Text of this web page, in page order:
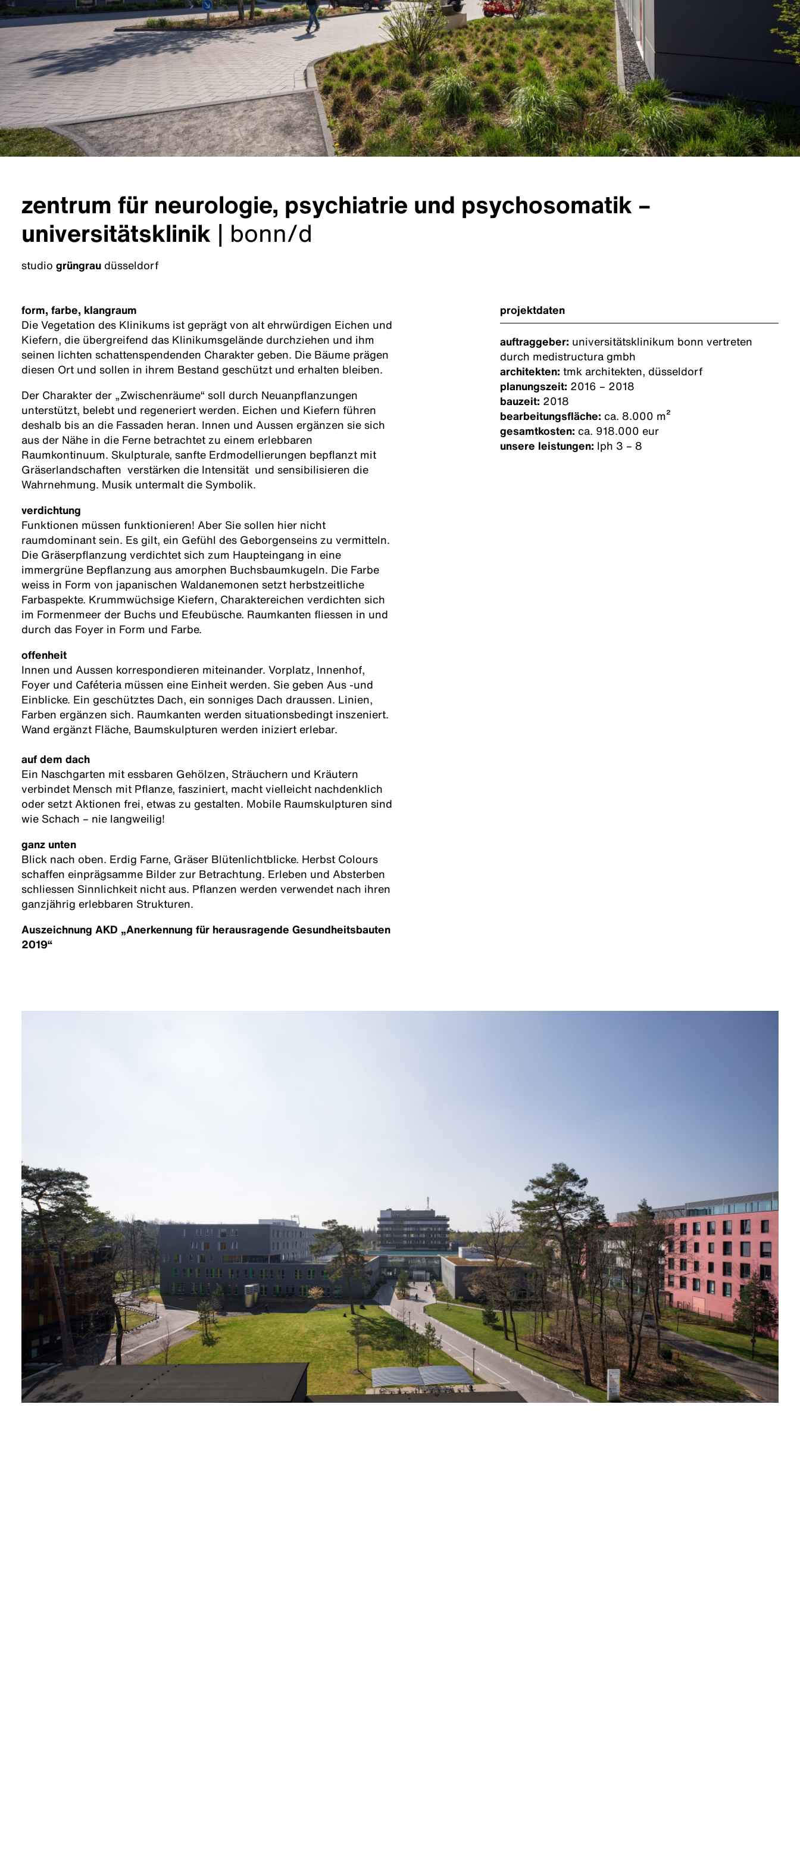
zentrum für neurologie, psychiatrie und psychosomatik –
universitätsklinik | bonn/d
studio grüngrau düsseldorf
form, farbe, klangraum
Die Vegetation des Klinikums ist geprägt von alt ehrwürdigen Eichen und
Kiefern, die übergreifend das Klinikumsgelände durchziehen und ihm
seinen lichten schattenspendenden Charakter geben. Die Bäume prägen
diesen Ort und sollen in ihrem Bestand geschützt und erhalten bleiben.
Der Charakter der „Zwischenräume“ soll durch Neuanpflanzungen
unterstützt, belebt und regeneriert werden. Eichen und Kiefern führen
deshalb bis an die Fassaden heran. Innen und Aussen ergänzen sie sich
aus der Nähe in die Ferne betrachtet zu einem erlebbaren
Raumkontinuum. Skulpturale, sanfte Erdmodellierungen bepflanzt mit
Gräserlandschaften verstärken die Intensität und sensibilisieren die
Wahrnehmung. Musik untermalt die Symbolik.
verdichtung
Funktionen müssen funktionieren! Aber Sie sollen hier nicht
raumdominant sein. Es gilt, ein Gefühl des Geborgenseins zu vermitteln.
Die Gräserpflanzung verdichtet sich zum Haupteingang in eine
immergrüne Bepflanzung aus amorphen Buchsbaumkugeln. Die Farbe
weiss in Form von japanischen Waldanemonen setzt herbstzeitliche
Farbaspekte. Krummwüchsige Kiefern, Charaktereichen verdichten sich
im Formenmeer der Buchs und Efeubüsche. Raumkanten fliessen in und
durch das Foyer in Form und Farbe.
offenheit
Innen und Aussen korrespondieren miteinander. Vorplatz, Innenhof,
Foyer und Caféteria müssen eine Einheit werden. Sie geben Aus -und
Einblicke. Ein geschütztes Dach, ein sonniges Dach draussen. Linien,
Farben ergänzen sich. Raumkanten werden situationsbedingt inszeniert.
Wand ergänzt Fläche, Baumskulpturen werden iniziert erlebar.
auf dem dach
Ein Naschgarten mit essbaren Gehölzen, Sträuchern und Kräutern
verbindet Mensch mit Pflanze, fasziniert, macht vielleicht nachdenklich
oder setzt Aktionen frei, etwas zu gestalten. Mobile Raumskulpturen sind
wie Schach – nie langweilig!
ganz unten
Blick nach oben. Erdig Farne, Gräser Blütenlichtblicke. Herbst Colours
schaffen einprägsamme Bilder zur Betrachtung. Erleben und Absterben
schliessen Sinnlichkeit nicht aus. Pflanzen werden verwendet nach ihren
ganzjährig erlebbaren Strukturen.
Auszeichnung AKD „Anerkennung für herausragende Gesundheitsbauten
2019“
projektdaten
auftraggeber: universitätsklinikum bonn vertreten
durch medistructura gmbh
architekten: tmk architekten, düsseldorf
planungszeit: 2016 – 2018
bauzeit: 2018
bearbeitungsfläche: ca. 8.000 m²
gesamtkosten: ca. 918.000 eur
unsere leistungen: lph 3 – 8